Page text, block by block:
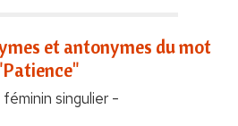
et antonymes du mot
singulier -